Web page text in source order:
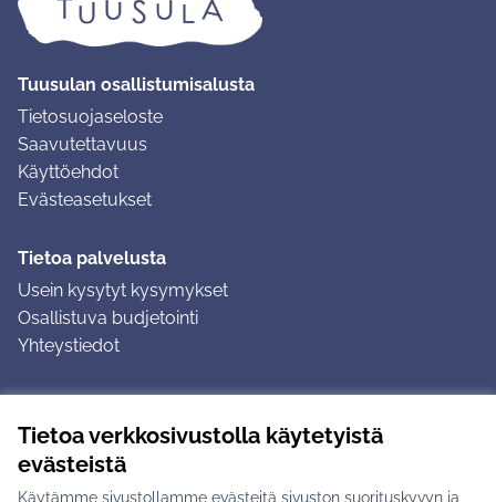
Tietoa verkkosivustolla käytetyistä
evästeistä
Käytämme sivustollamme evästeitä sivuston suorituskyvyn ja
Tuusulan osallistumisalusta
Tietosuojaseloste
Saavutettavuus
Käyttöehdot
Evästeasetukset
Tietoa palvelusta
Usein kysytyt kysymykset
Osallistuva budjetointi
Yhteystiedot
Ohjeet kirjautumiseen
Ohjeet kommentin jättämiseen